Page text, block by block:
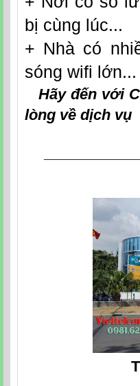
bị cùng lúc...
+ Nhà có
sóng wifi lớn...
Hãy đến với
lòng về dịch vụ